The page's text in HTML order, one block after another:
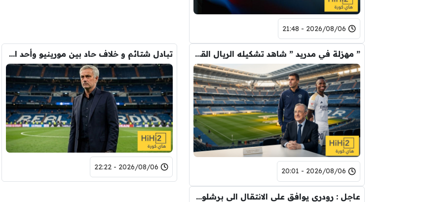
2026/08/06 - 21:48
” مهزلة في مدريد ” شاهد تشكيله الريال القادمه لاكتساح المركز الثاني
2026/08/06 - 20:01
تبادل شتائم و خلاف حاد بين مورينيو وأحد افراد ادارة ريال مدريد بعد انهيار صفقة رودري
2026/08/06 - 22:22
عاجل : رودري يوافق على الانتقال الى برشلونة.. 3 أسباب وراء قراره